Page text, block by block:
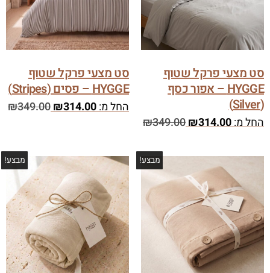
סט מצעי פרקל שטוף
HYGGE – אפור כסף
(Silver)
החל מ: ₪314.00
₪349.00
סט מצעי פרקל שטוף
HYGGE – פסים (Stripes)
החל מ: ₪314.00
₪349.00
מבצע! מבצע!